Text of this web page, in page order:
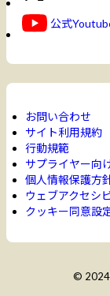
公式
お問い合わせ
サイト利用規約
行動規範
サプライヤー向
個人情報保護方
ウェブアクセシ
クッキー同意設
© 2024